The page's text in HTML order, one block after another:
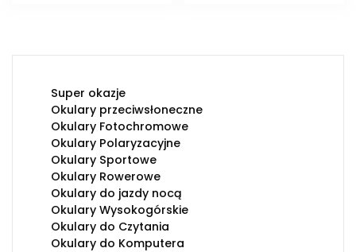
Super okazje
Okulary przeciwsłoneczne
Okulary Fotochromowe
Okulary Polaryzacyjne
Okulary Sportowe
Okulary Rowerowe
Okulary do jazdy nocą
Okulary Wysokogórskie
Okulary do Czytania
Okulary do Komputera